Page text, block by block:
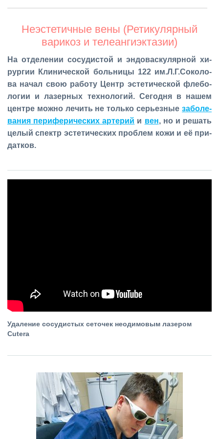
Неэстетичные вены (Ретикулярный
варикоз и телеангиэктазии)
На от­де­ле­нии со­су­ди­стой и эн­до­вас­ку­ляр­ной хи­
рур­гии Кли­ни­че­ской боль­ни­цы 122 им.Л.Г.Со­ко­ло­
ва на­чал свою ра­бо­ту Центр эс­те­ти­че­ской фле­бо­
ло­гии и ла­зер­ных тех­но­ло­гий. Се­год­ня в на­шем
цен­тре мож­но ле­чить не толь­ко се­рьез­ные за­бо­ле­
ва­ния пе­ри­фе­ри­че­ских ар­те­рий и вен, но и ре­шать
це­лый спектр эс­те­ти­че­ских про­блем ко­жи и её при­
дат­ков.
Удаление сосудистых сеточек неодимовым лазером
Cutera